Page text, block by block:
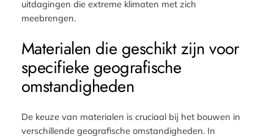
uitdagingen die extreme klimaten met zich
meebrengen.
Materialen die geschikt zijn voor
specifieke geografische
omstandigheden
De keuze van materialen is cruciaal bij het bouwen in
verschillende geografische omstandigheden. In